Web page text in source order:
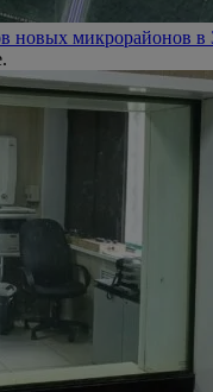
новых микрорайонов